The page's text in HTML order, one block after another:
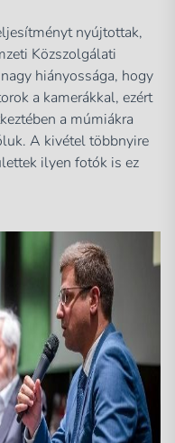
nyújtottak,
Közszolgálati
hiányossága, hogy
a kamerákkal, ezért
a múmiákra
A kivétel többnyire
ilyen fotók is ez